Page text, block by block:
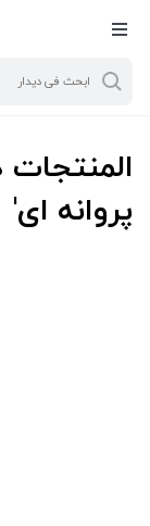
المنتجات
پروانه ای'